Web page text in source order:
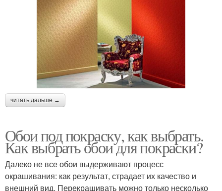
читать дальше →
Обои под покраску, как выбрать.
Как выбрать обои для покраски?
Далеко не все обои выдерживают процесс
окрашивания: как результат, страдает их качество и
внешний вид. Перекрашивать можно только несколько